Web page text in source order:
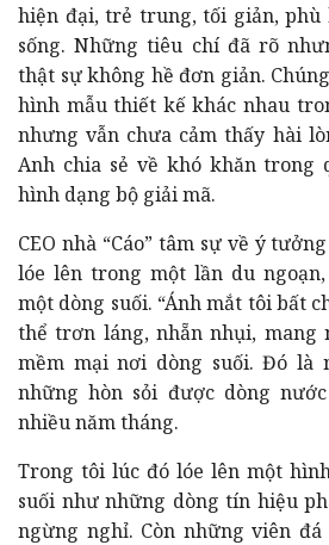
hiện đại, trẻ trung, tối giản, phù
sống. Những tiêu chí đã rõ
thật sự không hề đơn giản.
hình mẫu thiết kế khác nhau
nhưng vẫn chưa cảm thấy hài
Anh chia sẻ về khó khăn
hình dạng bộ giải mã.
CEO nhà “Cáo” tâm sự về ý
lóe lên trong một lần du
một dòng suối. “Ánh mắt tôi bất
thể trơn láng, nhẵn nhụi, mang
mềm mại nơi dòng suối. Đó là
những hòn sỏi được dòng
nhiều năm tháng.
Trong tôi lúc đó lóe lên một
suối như những dòng tín hiệu
ngừng nghỉ. Còn những viên